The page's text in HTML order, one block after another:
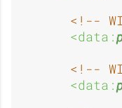
<!--
<data:
<!--
<data: